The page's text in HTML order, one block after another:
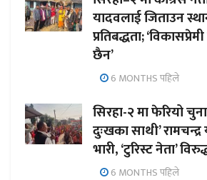
यादवलाई जिताउन
प्रतिबद्धता;
छैन’
6 MONTHS पहिले
सिरहा-२ मा फेरियो
दुःखका साथी’
भारी, ‘टुरिस्ट नेता’
6 MONTHS पहिले